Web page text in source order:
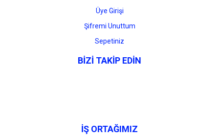
Üye Girişi
Şifremi Unuttum
Sepetiniz
BİZİ TAKİP EDİN
İŞ ORTAĞIMIZ